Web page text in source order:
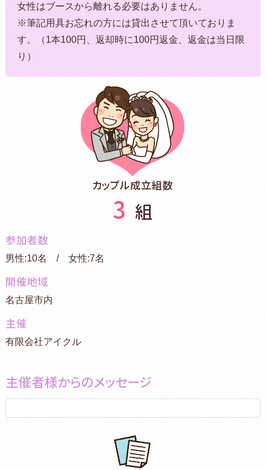
女性はブースから離れる必要はありません。
※筆記用具お忘れの方には貸出させて頂いておりま
す。（1本100円、返却時に100円返金、返金は当日限
り）
カップル成立組数
3 組
参加者数
男性:10名 / 女性:7名
開催地域
名古屋市内
主催
有限会社アイクル
主催者様からのメッセージ